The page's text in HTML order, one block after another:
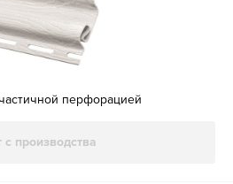
перфорацией
с производства